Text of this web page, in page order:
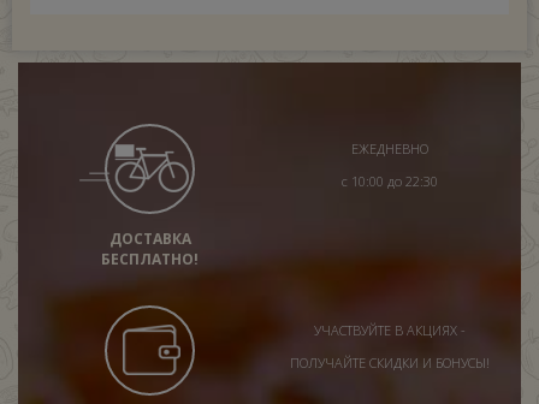
ДОСТАВКА
БЕСПЛАТНО!
ЕЖЕДНЕВНО
с 10:00 до 22:30
УЧАСТВУЙТЕ В АКЦИЯХ -
ПОЛУЧАЙТЕ СКИДКИ И БОНУСЫ!